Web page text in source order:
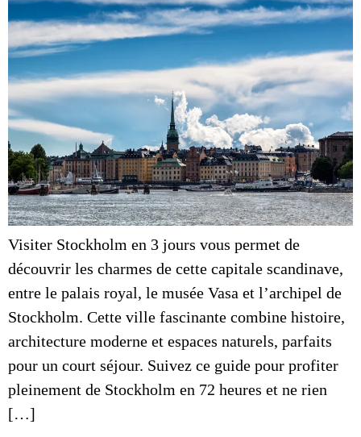
Visiter Stockholm en 3 jours vous permet de
découvrir les charmes de cette capitale scandinave,
entre le palais royal, le musée Vasa et l’archipel de
Stockholm. Cette ville fascinante combine histoire,
architecture moderne et espaces naturels, parfaits
pour un court séjour. Suivez ce guide pour profiter
pleinement de Stockholm en 72 heures et ne rien
[…]